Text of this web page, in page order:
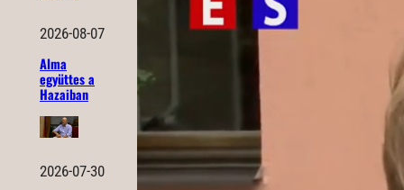
2026-08-07
Alma
együttes a
Hazaiban
2026-07-30